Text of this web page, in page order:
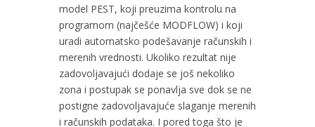
model PEST, koji preuzima kontrolu na
programom (najčešće MODFLOW) i koji
uradi automatsko podešavanje računskih i
merenih vrednosti. Ukoliko rezultat nije
zadovoljavajući dodaje se još nekoliko
zona i postupak se ponavlja sve dok se ne
postigne zadovoljavajuće slaganje merenih
i računskih podataka. I pored toga što je